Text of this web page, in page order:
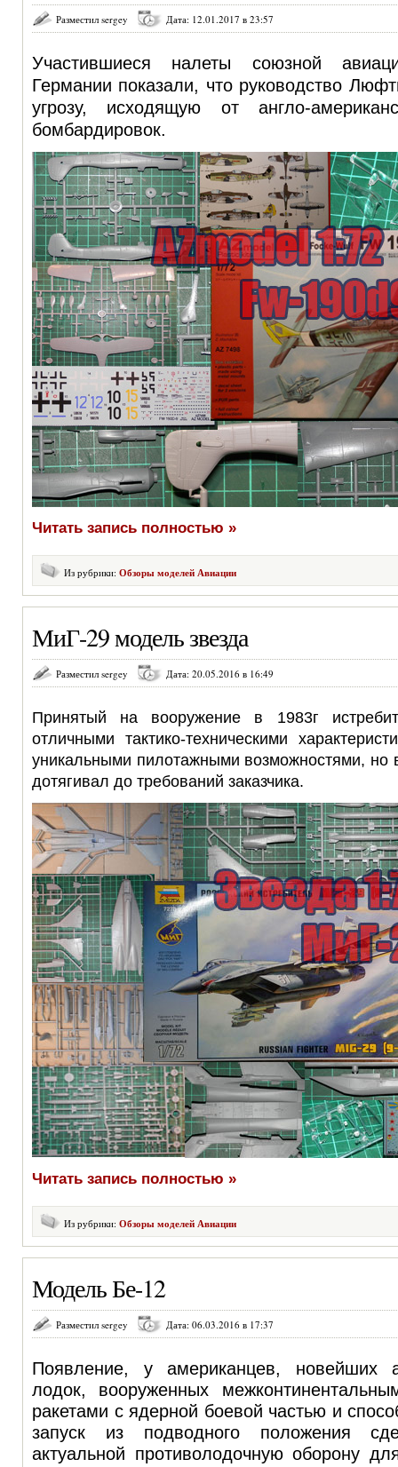
Разместил sergey Дата: 12.01.2017 в 23:57
Участившиеся налеты союзной
Германии показали, что руководство
угрозу, исходящую от англо-
бомбардировок.
Читать запись полностью »
Из рубрики: Обзоры моделей Авиации
МиГ-29 модель звезда
Разместил sergey Дата: 20.05.2016 в 16:49
Принятый на вооружение в 1983г
отличными тактико-техническими
уникальными пилотажными возможностями, но
дотягивал до требований заказчика.
Читать запись полностью »
Из рубрики: Обзоры моделей Авиации
Модель Бе-12
Разместил sergey Дата: 06.03.2016 в 17:37
Появление, у американцев, новейших
лодок, вооруженных
ракетами с ядерной боевой частью и
запуск из подводного положения
актуальной противолодочную оборону